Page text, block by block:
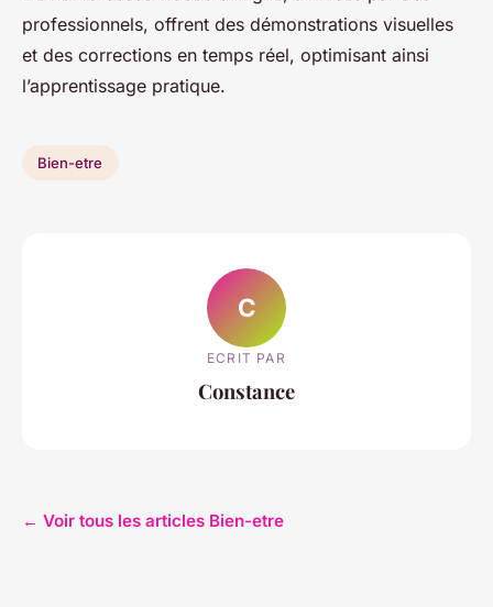
professionnels, offrent des démonstrations visuelles
et des corrections en temps réel, optimisant ainsi
l’apprentissage pratique.
Bien-etre
C
ECRIT PAR
Constance
← Voir tous les articles Bien-etre